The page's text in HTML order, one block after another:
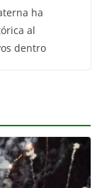
ha
al
dentro